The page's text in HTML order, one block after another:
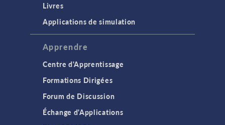
Livres
Applications de simulation
Apprendre
Centre d'Apprentissage
Formations Dirigées
Forum de Discussion
Échange d'Applications